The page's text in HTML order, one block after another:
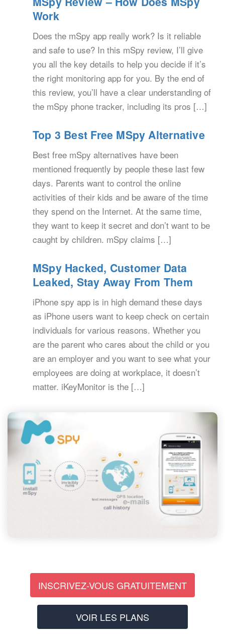
Work
Does the mSpy app really work? Is it reliable
and safe to use? In this mSpy review, I’ll give
you all the key details to help you decide if it’s
the right monitoring app for you. By the end of
this review, you’ll have a clear understanding of
the mSpy phone tracker, including its pros […]
Top 3 Best Free MSpy Alternative
Best free mSpy alternatives have been
mentioned frequently by people these last few
days. Parents want to control the online
activities of their kids and be aware of the time
they spend on the Internet. At the same time,
they want to keep it secret and don’t want to be
caught by children. mSpy claims […]
MSpy Hacked, Customer Data
Leaked, Stay Away From Them
iPhone spy app is in high demand these days
as iPhone users want to keep check on certain
individuals for various reasons. Whether you
are the parent who cares about the child or you
are an employer and you want to see what your
employees are doing at workplace, it doesn’t
matter. iKeyMonitor is the […]
INSCRIVEZ-VOUS GRATUITEMENT
VOIR LES PLANS